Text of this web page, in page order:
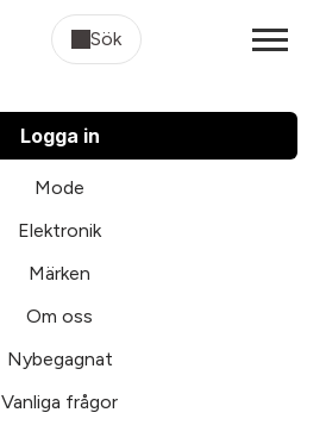
Sök
Logga in
Mode
Elektronik
Märken
Om oss
Nybegagnat
Vanliga frågor